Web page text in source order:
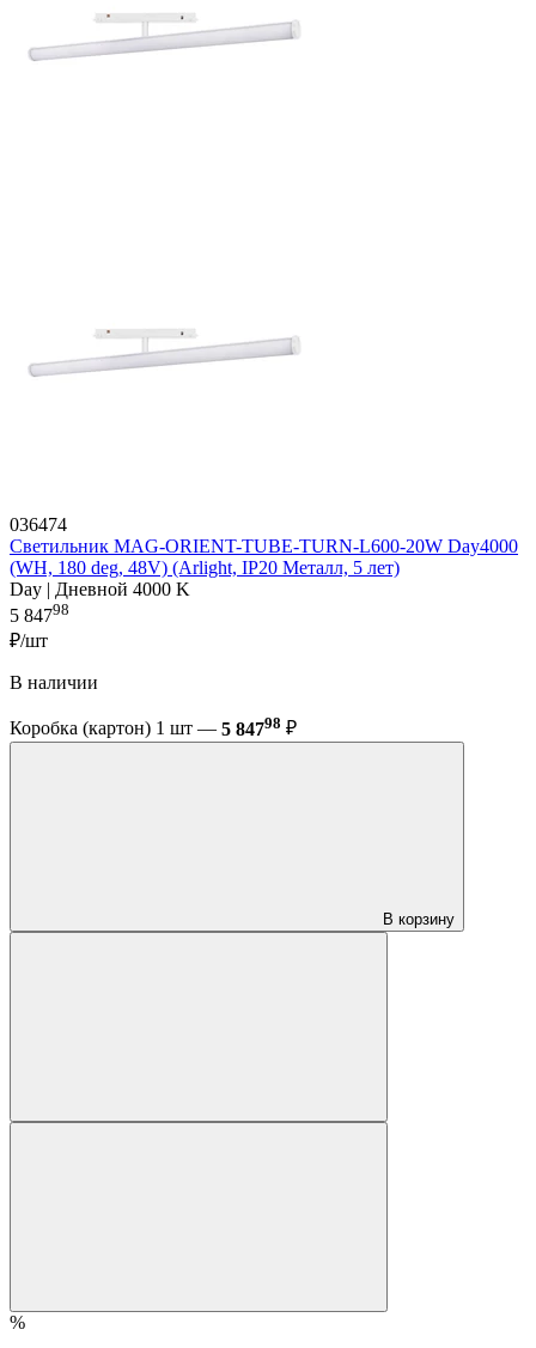
036474
Светильник MAG-ORIENT-TUBE-TURN-L600-20W Day4000
(WH, 180 deg, 48V) (Arlight, IP20 Металл, 5 лет)
Day | Дневной 4000 K
5 84798
₽/шт
В наличии
Коробка (картон) 1 шт — 5 84798 ₽
В корзину
%